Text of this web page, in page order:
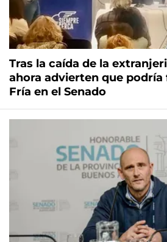
Tras la caída de la
ahora advierten que podría
Fría en el Senado